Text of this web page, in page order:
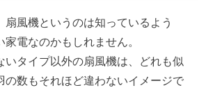
扇風機というのは知っているよう
電なのかもしれません。
いタイプ以外の扇風機は、どれも似
の数もそれほど違わないイメージで